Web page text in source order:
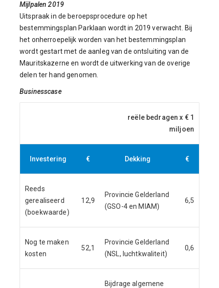
Mijlpalen 2019
Uitspraak in de beroepsprocedure op het
bestemmingsplan Parklaan wordt in 2019 verwacht. Bij
het onherroepelijk worden van het bestemmingsplan
wordt gestart met de aanleg van de ontsluiting van de
Mauritskazerne en wordt de uitwerking van de overige
delen ter hand genomen.
Businesscase
reële bedragen x € 1
miljoen
Investering € Dekking €
Reeds
gerealiseerd
(boekwaarde)
12,9
Provincie Gelderland
(GSO-4 en MIAM)
6,5
Nog te maken
kosten
52,1
Provincie Gelderland
(NSL, luchtkwaliteit)
0,6
Bijdrage algemene